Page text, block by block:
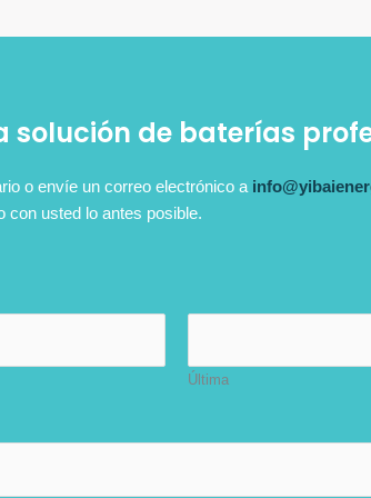
solución de baterías
o envíe un correo electrónico a
con usted lo antes posible.
Última